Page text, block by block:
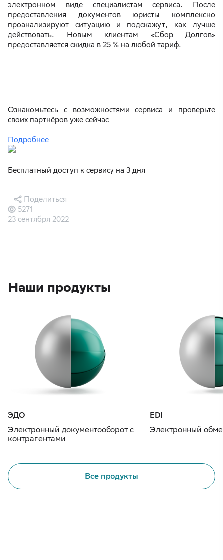
электронном виде специалистам сервиса. После
предоставления документов юристы комплексно
проанализируют ситуацию и подскажут, как лучше
действовать. Новым клиентам «Сбор Долгов»
предоставляется скидка в 25 % на любой тариф.
Ознакомьтесь с возможностями сервиса и проверьте
своих партнёров уже сейчас
Подробнее
Бесплатный доступ к сервису на 3 дня
23 сентября 2022
5271
Поделиться
Наши продукты
ЭДО
Электронный документооборот с
контрагентами
EDI
Электронный
Все продукты